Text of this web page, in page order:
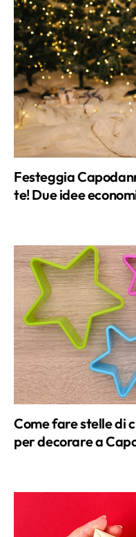
Festeggia
te! Due idee
Come fare stelle di
per decorare a